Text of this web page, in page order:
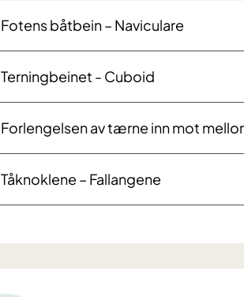
Fotens båtbein – Naviculare
Terningbeinet - Cuboid
Forlengelsen av tærne inn mot
Tåknoklene – Fallangene